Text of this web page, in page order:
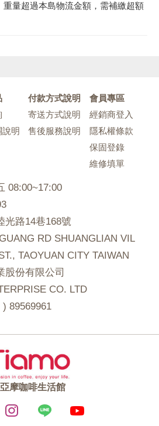
重量超過本島物流金額，需補繳超額
明
付款方式說明
寄送方式說明
售後服務說明
會員專區
經銷商登入
隱私權條款
保固登錄
維修填單
08:00~17:00
光路14巷168號
RD SHUANGLIAN VIL
TAOYUAN CITY TAIWAN
股份有限公司
CO. LTD
89569961
摩咖啡生活館